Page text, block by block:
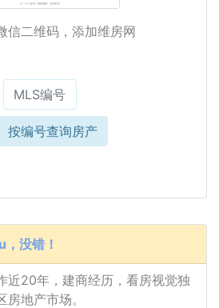
信二维码，添加维房网
按编号查询房产
没错！
近20年，建商经历，看房视觉独
地产市场。